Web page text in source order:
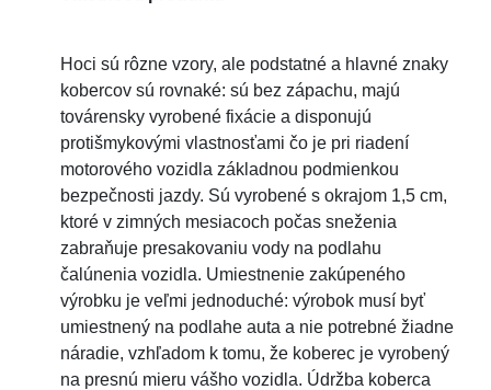
Hoci sú rôzne vzory, ale podstatné a hlavné znaky
kobercov sú rovnaké: sú bez zápachu, majú
továrensky vyrobené fixácie a disponujú
protišmykovými vlastnosťami čo je pri riadení
motorového vozidla základnou podmienkou
bezpečnosti jazdy. Sú vyrobené s okrajom 1,5 cm,
ktoré v zimných mesiacoch počas sneženia
zabraňuje presakovaniu vody na podlahu
čalúnenia vozidla. Umiestnenie zakúpeného
výrobku je veľmi jednoduché: výrobok musí byť
umiestnený na podlahe auta a nie potrebné žiadne
náradie, vzhľadom k tomu, že koberec je vyrobený
na presnú mieru vášho vozidla. Údržba koberca